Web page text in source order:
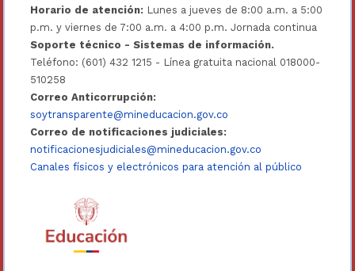
Horario de atención: Lunes a jueves de 8:00 a.m. a 5:00
p.m. y viernes de 7:00 a.m. a 4:00 p.m. Jornada continua
Soporte técnico - Sistemas de información.
Teléfono: (601) 432 1215 - Línea gratuita nacional 018000-
510258
Correo Anticorrupción:
soytransparente@mineducacion.gov.co
Correo de notificaciones judiciales:
notificacionesjudiciales@mineducacion.gov.co
Canales físicos y electrónicos para atención al público